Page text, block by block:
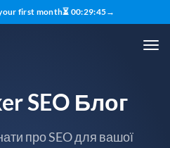
your first month⏳ 00:29:44→
SEO Блог
про SEO для вашої